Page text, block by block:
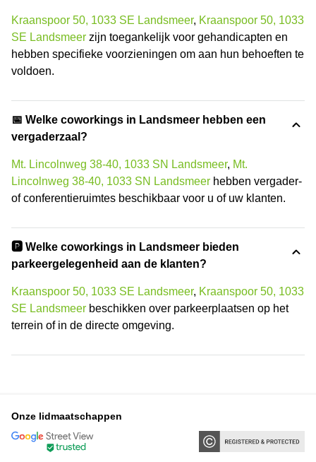
Kraanspoor 50, 1033 SE Landsmeer, Kraanspoor 50, 1033
SE Landsmeer zijn toegankelijk voor gehandicapten en
hebben specifieke voorzieningen om aan hun behoeften te
voldoen.
📅 Welke coworkings in Landsmeer hebben een
vergaderzaal?
Mt. Lincolnweg 38-40, 1033 SN Landsmeer, Mt.
Lincolnweg 38-40, 1033 SN Landsmeer hebben vergader-
of conferentieruimtes beschikbaar voor u of uw klanten.
🅿️ Welke coworkings in Landsmeer bieden
parkeergelegenheid aan de klanten?
Kraanspoor 50, 1033 SE Landsmeer, Kraanspoor 50, 1033
SE Landsmeer beschikken over parkeerplaatsen op het
terrein of in de directe omgeving.
Onze lidmaatschappen